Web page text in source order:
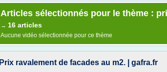
Articles sélectionnés pour le thème :
→ 16 articles
Aucune vidéo sélectionnée pour ce thème
Prix ravalement de facades au m2. | gafra.fr